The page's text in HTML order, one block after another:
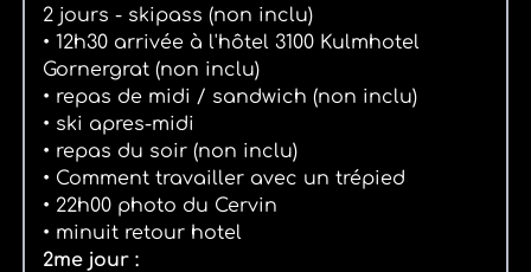
2 jours - skipass (non inclu)
• 12h30 arrivée à l'hôtel 3100 Kulmhotel
Gornergrat (non inclu)
• repas de midi / sandwich (non inclu)
• ski apres-midi
• repas du soir (non inclu)
• Comment travailler avec un trépied
• 22h00 photo du Cervin
• minuit retour hotel
2me jour :